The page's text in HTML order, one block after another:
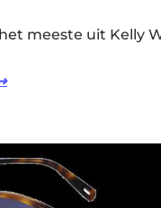
meeste uit Kelly